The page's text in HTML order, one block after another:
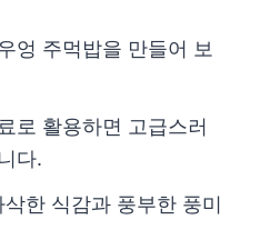
엉 주먹밥을 만들어 보
로 활용하면 고급스러
다.
한 식감과 풍부한 풍미